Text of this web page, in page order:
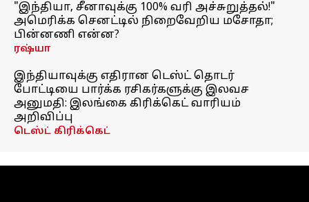
"இந்தியா, சீனாவுக்கு 100% வரி அச்சுறுத்தல்!"
அமெரிக்க செனட்டில் நிறைவேறிய மசோதா;
பின்னணி என்ன?
ரஷ்யா
இந்தியாவுக்கு எதிரான டெஸ்ட் தொடர்
போட்டியை பார்க்க ரசிகர்களுக்கு இலவச
அனுமதி: இலங்கை கிரிக்கெட் வாரியம்
அறிவிப்பு
டெஸ்ட் கிரிக்கெட்